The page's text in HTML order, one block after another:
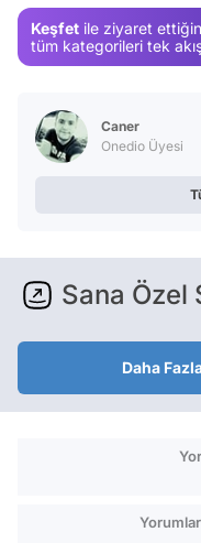
Keşfet ile ziyaret ettiğin
tüm kategorileri tek
Caner
Onedio Üyesi
Sana Özel
Daha